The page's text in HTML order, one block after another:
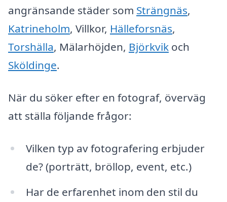
angränsande städer som Strängnäs,
Katrineholm, Villkor, Hälleforsnäs,
Torshälla, Mälarhöjden, Björkvik och
Sköldinge.
När du söker efter en fotograf, överväg
att ställa följande frågor:
Vilken typ av fotografering erbjuder
de? (porträtt, bröllop, event, etc.)
Har de erfarenhet inom den stil du